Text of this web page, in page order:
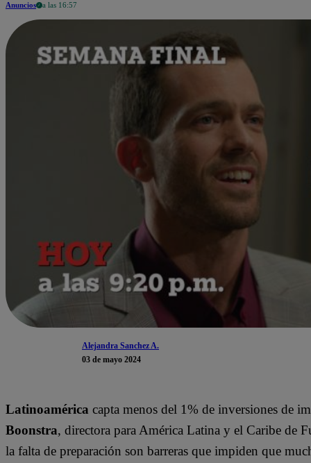
Anuncios a las 16:57
Alejandra Sanchez A.
03 de mayo 2024
Latinoamérica capta menos del 1% de inversiones de
Boonstra, directora para América Latina y el Caribe de
la falta de preparación son barreras que impiden que